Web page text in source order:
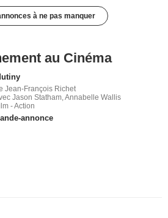
à ne pas manquer
au Cinéma
Jean-François Richet
Jason Statham, Annabelle Wallis
- Action
annonce